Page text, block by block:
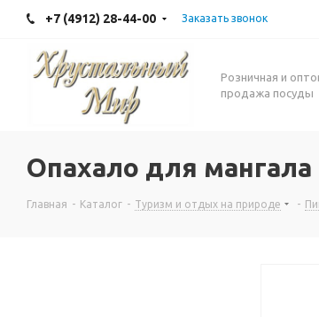
+7 (4912) 28-44-00 Заказать звонок
Розничная и
продажа посуды
Опахало для мангала
Главная - Каталог - Туризм и отдых на природе -